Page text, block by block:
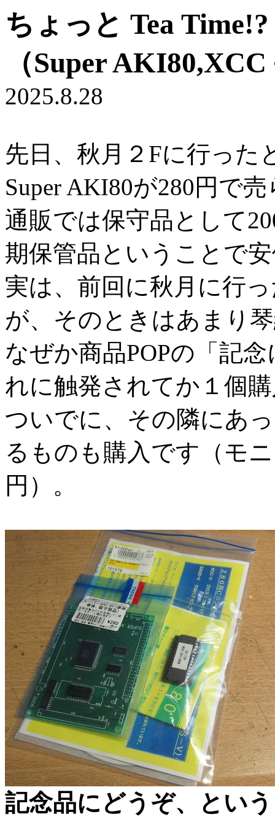
ちょっと Tea
（Super
2025.8.28
先日、秋月２Fに行った
Super AKI80が280円で
通販では保守品として
期保管品ということで
実は、前回に秋月に行
が、そのときはあまり
なぜか商品POPの「記
れに触発されてか１個
ついでに、その隣にあ
るものも購入です（モ
円）。
記念品にどうぞ、とい